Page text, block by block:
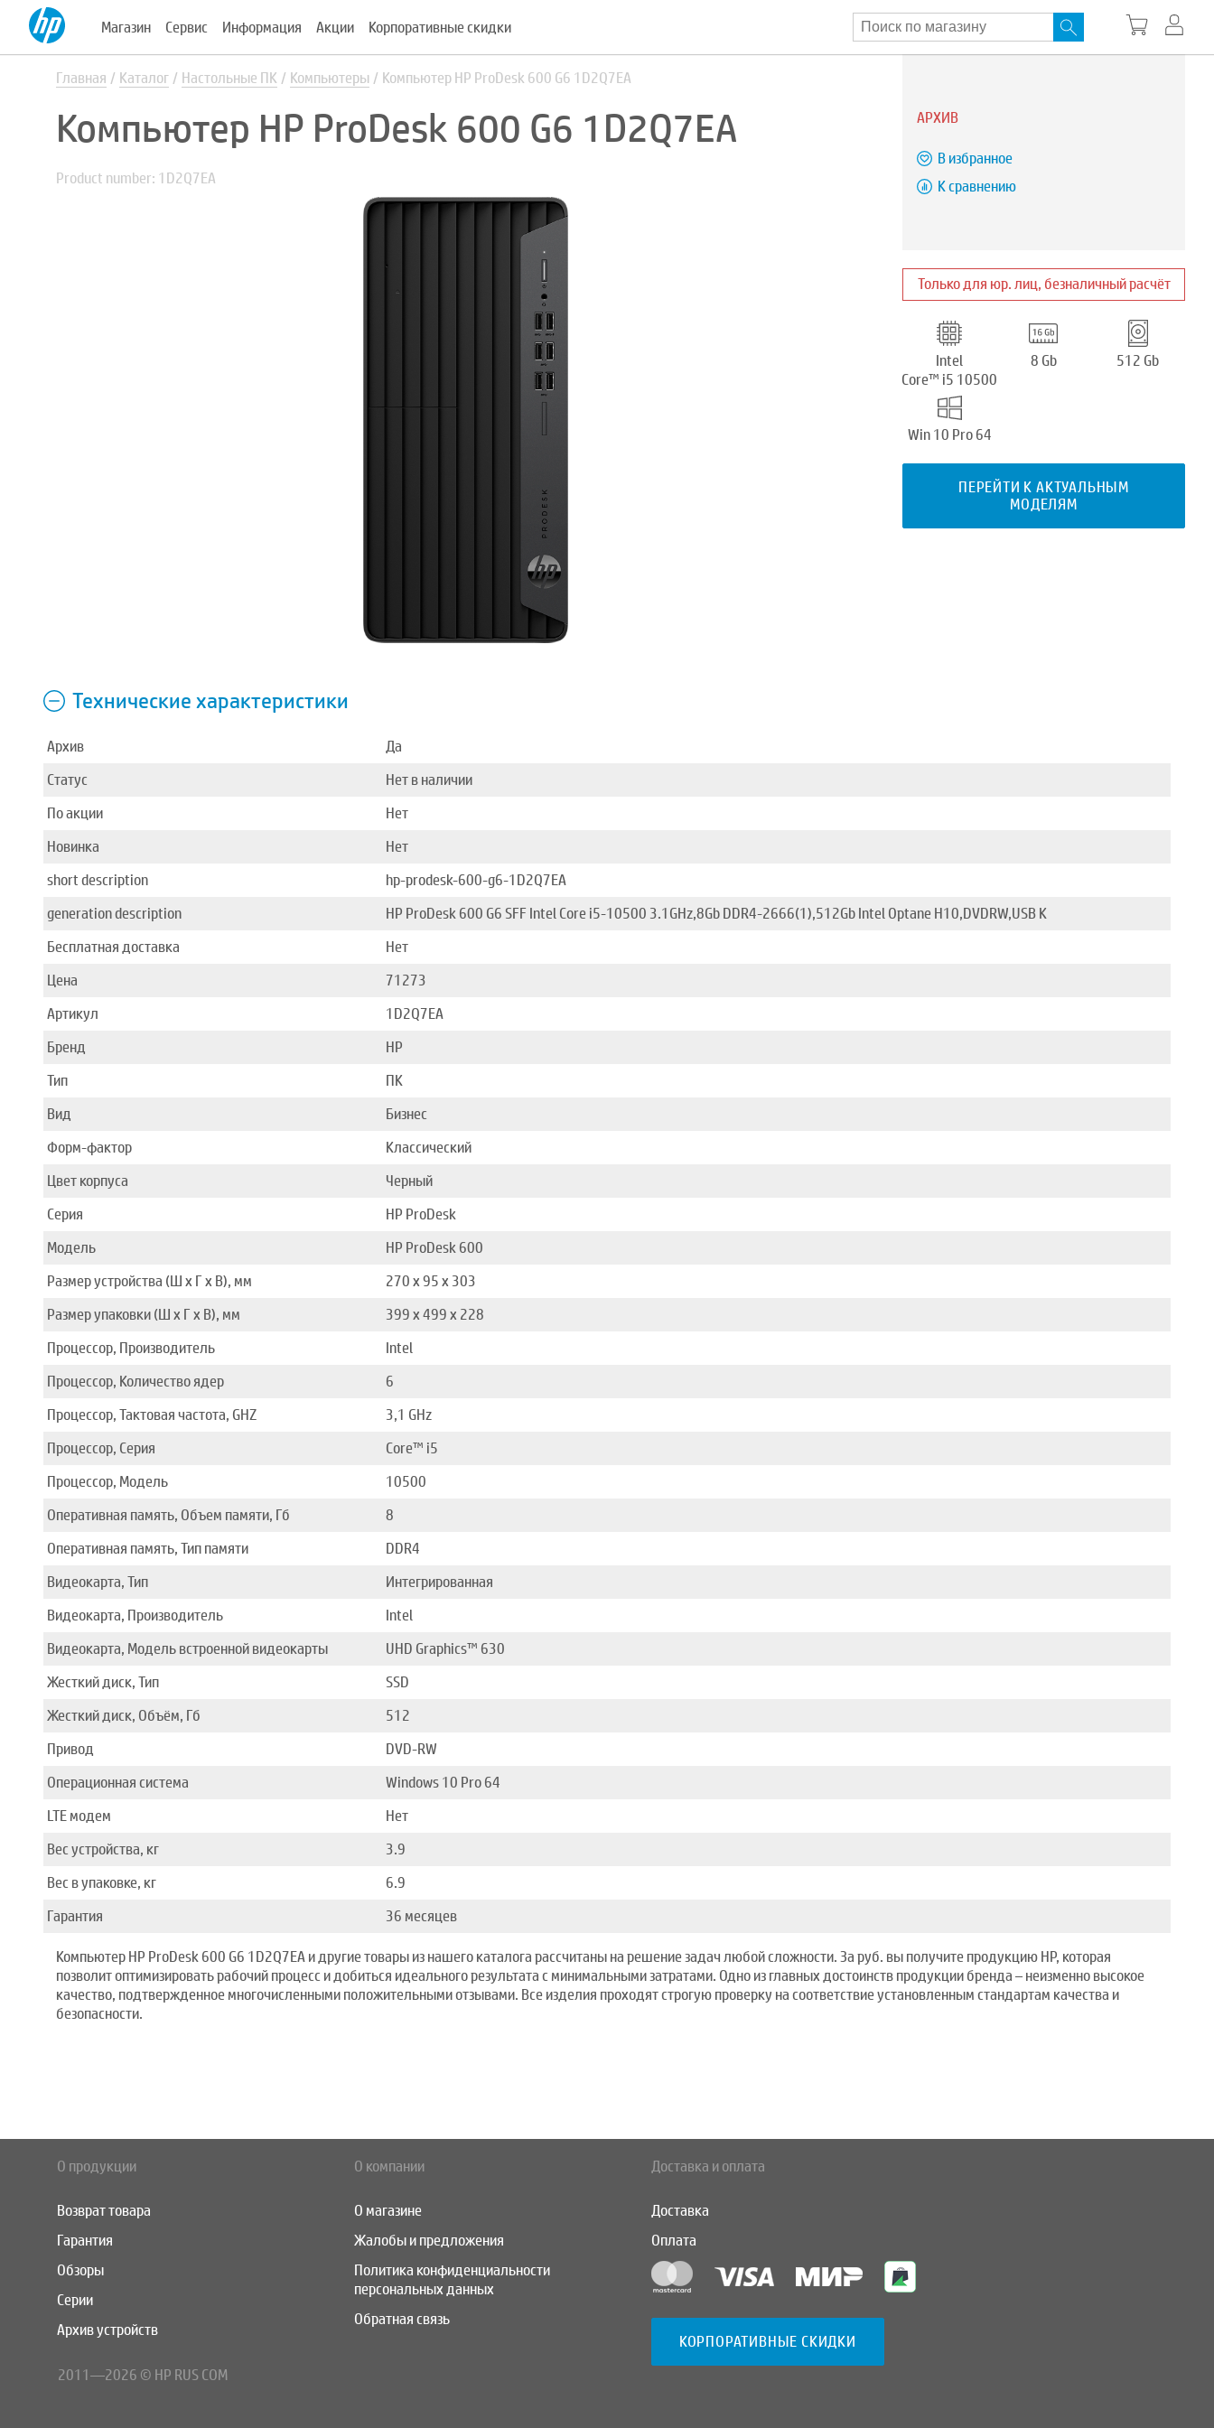
Магазин Сервис Информация Акции Корпоративные скидки
Главная Каталог Настольные ПК Компьютеры Компьютер HP ProDesk 600 G6 1D2Q7EA
Компьютер HP ProDesk 600 G6 1D2Q7EA
Product number: 1D2Q7EA
АРХИВ
В избранное
К сравнению
Только для юр. лиц, безналичный расчёт
Intel
Core™ i5 10500
8 Gb 512 Gb
Win 10 Pro 64
ПЕРЕЙТИ К АКТУАЛЬНЫМ
МОДЕЛЯМ
Технические характеристики
Архив
Да
Статус
Нет в наличии
По акции
Нет
Новинка
Нет
short description
hp-prodesk-600-g6-1D2Q7EA
generation description
HP ProDesk 600 G6 SFF Intel Core i5-10500 3.1GHz,8Gb DDR4-2666(1),512Gb Intel Optane H10,DVDRW,USB K
Бесплатная доставка
Нет
Цена
71273
Артикул
1D2Q7EA
Бренд
HP
Тип
ПК
Вид
Бизнес
Форм-фактор
Классический
Цвет корпуса
Черный
Серия
HP ProDesk
Модель
HP ProDesk 600
Размер устройства (Ш x Г x В), мм
270 x 95 x 303
Размер упаковки (Ш x Г x В), мм
399 x 499 x 228
Процессор, Производитель
Intel
Процессор, Количество ядер
6
Процессор, Тактовая частота, GHZ
3,1 GHz
Процессор, Серия
Core™ i5
Процессор, Модель
10500
Оперативная память, Объем памяти, Гб
8
Оперативная память, Тип памяти
DDR4
Видеокарта, Тип
Интегрированная
Видеокарта, Производитель
Intel
Видеокарта, Модель встроенной видеокарты
UHD Graphics™ 630
Жесткий диск, Тип
SSD
Жесткий диск, Объём, Гб
512
Привод
DVD-RW
Операционная система
Windows 10 Pro 64
LTE модем
Нет
Вес устройства, кг
3.9
Вес в упаковке, кг
6.9
Гарантия
36 месяцев
Компьютер HP ProDesk 600 G6 1D2Q7EA и другие товары из нашего каталога рассчитаны на решение задач любой сложности. За руб. вы получите продукцию HP, которая
позволит оптимизировать рабочий процесс и добиться идеального результата с минимальными затратами. Одно из главных достоинств продукции бренда – неизменно высокое
качество, подтвержденное многочисленными положительными отзывами. Все изделия проходят строгую проверку на соответствие установленным стандартам качества и
безопасности.
О продукции
Возврат товара
Гарантия
Обзоры
Серии
Архив устройств
О компании
О магазине
Жалобы и предложения
Политика конфиденциальности
персональных данных
Обратная связь
Доставка и оплата
Доставка
Оплата
КОРПОРАТИВНЫЕ СКИДКИ
2011—2026 © HP RUS COM